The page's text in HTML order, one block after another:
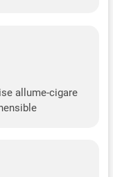
allume-cigare